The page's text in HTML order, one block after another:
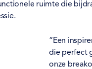
ruimte die
“Een
die perfect
onze